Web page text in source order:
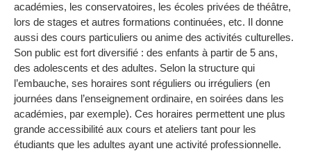
académies, les conservatoires, les écoles privées de théâtre,
lors de stages et autres formations continuées, etc. Il donne
aussi des cours particuliers ou anime des activités culturelles.
Son public est fort diversifié : des enfants à partir de 5 ans,
des adolescents et des adultes. Selon la structure qui
l’embauche, ses horaires sont réguliers ou irréguliers (en
journées dans l’enseignement ordinaire, en soirées dans les
académies, par exemple). Ces horaires permettent une plus
grande accessibilité aux cours et ateliers tant pour les
étudiants que les adultes ayant une activité professionnelle.